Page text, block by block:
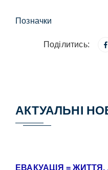
Позначки
Поділитись:
АКТУАЛЬНІ
ЕВАКУАЦІЯ =